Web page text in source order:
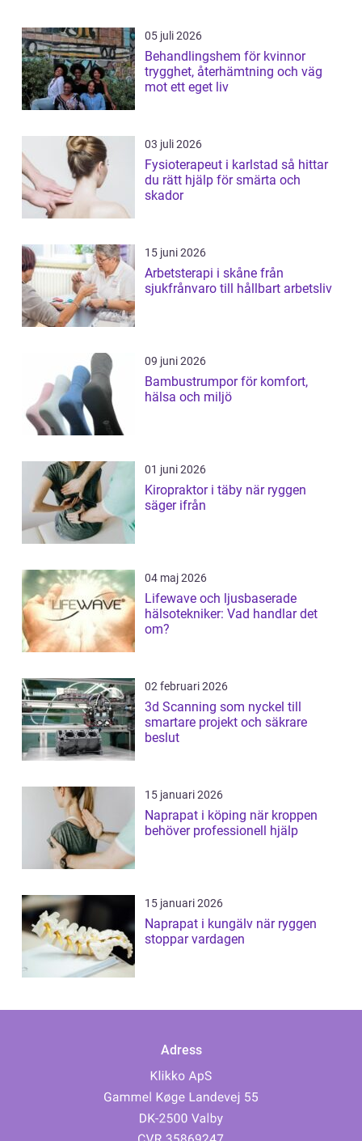
05 juli 2026
Behandlingshem för kvinnor
trygghet, återhämtning och väg
mot ett eget liv
03 juli 2026
Fysioterapeut i karlstad så hittar
du rätt hjälp för smärta och
skador
15 juni 2026
Arbetsterapi i skåne från
sjukfrånvaro till hållbart arbetsliv
09 juni 2026
Bambustrumpor för komfort,
hälsa och miljö
01 juni 2026
Kiropraktor i täby när ryggen
säger ifrån
04 maj 2026
Lifewave och ljusbaserade
hälsotekniker: Vad handlar det
om?
02 februari 2026
3d Scanning som nyckel till
smartare projekt och säkrare
beslut
15 januari 2026
Naprapat i köping när kroppen
behöver professionell hjälp
15 januari 2026
Naprapat i kungälv när ryggen
stoppar vardagen
Adress